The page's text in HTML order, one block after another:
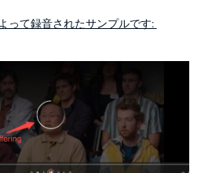
って録音されたサンプルです: